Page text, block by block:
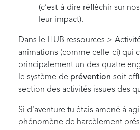
(c’est-à-dire réfléchir sur
leur impact).
Dans le HUB ressources >
animations (comme celle-ci) qui
principalement un des quatre
le système de prévention soit
section des activités issues des
Si d'aventure tu étais amené à
phénomène de harcèlement